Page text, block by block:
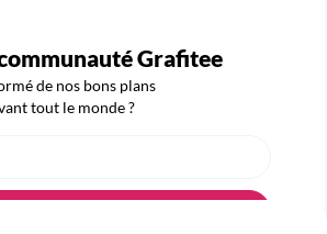
Grafitee
de nos bons plans
tout le monde ?